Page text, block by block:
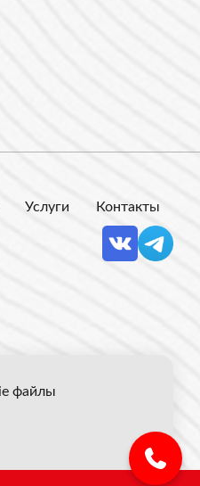
Услуги Контакты
публичной офертой.
файлы